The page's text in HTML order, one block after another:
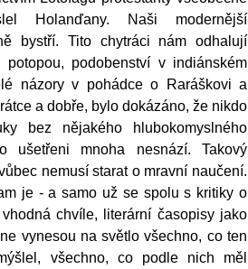
Holanďany. Naši modernější
bystří. Tito chytráci nám odhalují
podobenství v indiánském
názory v pohádce o Raráškovi a
a dobře, bylo dokázáno, že nikdo
bez nějakého hlubokomyslného
ušetřeni mnoha nesnází. Takový
nemusí starat o mravní naučení.
je - a samo už se spolu s kritiky o
chvíle, literární časopisy jako
vynesou na světlo všechno, co ten
všechno, co podle nich měl